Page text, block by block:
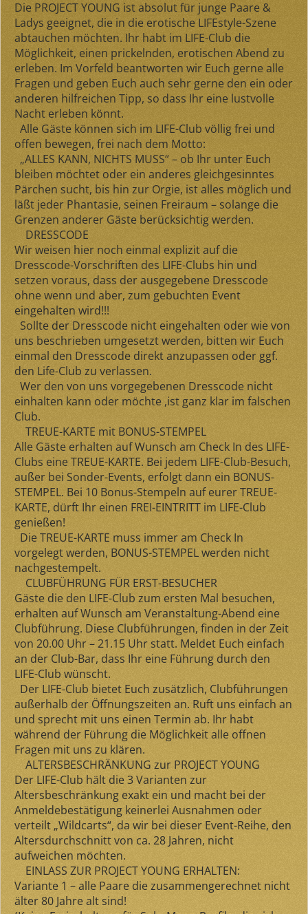
Die PROJECT YOUNG ist absolut für junge Paare &
Ladys geeignet, die in die erotische LIFEstyle-Szene
abtauchen möchten. Ihr habt im LIFE-Club die
Möglichkeit, einen prickelnden, erotischen Abend zu
erleben. Im Vorfeld beantworten wir Euch gerne alle
Fragen und geben Euch auch sehr gerne den ein oder
anderen hilfreichen Tipp, so dass Ihr eine lustvolle
Nacht erleben könnt.
Alle Gäste können sich im LIFE-Club völlig frei und
offen bewegen, frei nach dem Motto:
„ALLES KANN, NICHTS MUSS“– ob Ihr unter Euch
bleiben möchtet oder ein anderes gleichgesinntes
Pärchen sucht, bis hin zur Orgie, ist alles möglich und
läßt jeder Phantasie, seinen Freiraum – solange die
Grenzen anderer Gäste berücksichtig werden.
DRESSCODE
Wir weisen hier noch einmal explizitauf die
Dresscode-Vorschriften des LIFE-Clubs hin und
setzen voraus, dass der ausgegebene Dresscode
ohne wenn und aber, zum gebuchten Event
eingehalten wird!!!
Sollte der Dresscode nicht eingehalten oder wie von
uns beschrieben umgesetzt werden, bitten wir Euch
einmal den Dresscode direktanzupassen oder ggf.
den Life-Club zu verlassen.
Wer den von uns vorgegebenen Dresscode nicht
einhalten kann oder möchte ,ist ganz klar im falschen
Club.
TREUE-KARTE mit BONUS-STEMPEL
Alle Gäste erhalten auf Wunsch am Check In des LIFE-
Clubs eineTREUE-KARTE. Bei jedem LIFE-Club-Besuch,
außer bei Sonder-Events, erfolgt dann ein BONUS-
STEMPEL. Bei 10 Bonus-Stempeln auf eurer TREUE-
KARTE, dürft Ihr einen FREI-EINTRITT im LIFE-Club
genießen!
Die TREUE-KARTE muss immer am Check In
vorgelegt werden, BONUS-STEMPEL werden nicht
nachgestempelt.
CLUBFÜHRUNG FÜR ERST-BESUCHER
Gäste die den LIFE-Club zum ersten Mal besuchen,
erhalten auf Wunsch am Veranstaltung-Abend eine
Clubführung. Diese Clubführungen, finden in der Zeit
von 20.00 Uhr – 21.15 Uhr statt. Meldet Euch einfach
an der Club-Bar, dass Ihr eine Führung durch den
LIFE-Club wünscht.
Der LIFE-Club bietet Euch zusätzlich, Clubführungen
außerhalb der Öffnungszeiten an. Ruft uns einfach an
und sprecht mit uns einen Termin ab. Ihr habt
während der Führung die Möglichkeit alle offnen
Fragen mit uns zu klären.
ALTERSBESCHRÄNKUNG zur PROJECT YOUNG
Der LIFE-Club hält die3 Varianten zur
Altersbeschränkung exakt ein und macht bei der
Anmeldebestätigung keinerlei Ausnahmen oder
verteilt „Wildcarts“, da wir bei dieser Event-Reihe, den
Altersdurchschnitt von ca. 28 Jahren, nicht
aufweichen möchten.
EINLASS ZUR PROJECT YOUNG ERHALTEN:
Variante 1 – alle Paare die zusammengerechnet nicht
älter 80 Jahre alt sind!